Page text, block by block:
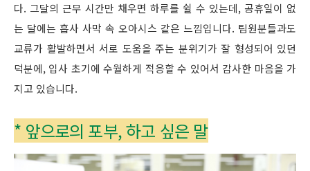
다. 그달의 근무 시간만 채우면 하루를 쉴 수 있는데, 공휴일이 없
는 달에는 흡사 사막 속 오아시스 같은 느낌입니다. 팀원분들과도
교류가 활발하면서 서로 도움을 주는 분위기가 잘 형성되어 있던
덕분에, 입사 초기에 수월하게 적응할 수 있어서 감사한 마음을 가
지고 있습니다.
* 앞으로의 포부, 하고 싶은 말